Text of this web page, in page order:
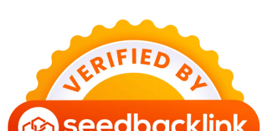
KESEHATAN
Bahaya Memakai Softlens untuk Mata yang Jarang
Diketahui
29 Juni 2026
NASIONAL
PLN Kalimantan Lakukan Manajemen Beban
29 Juni 2026